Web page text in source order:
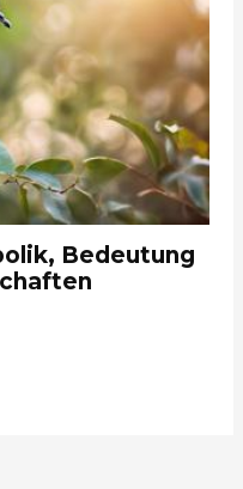
Bedeutung